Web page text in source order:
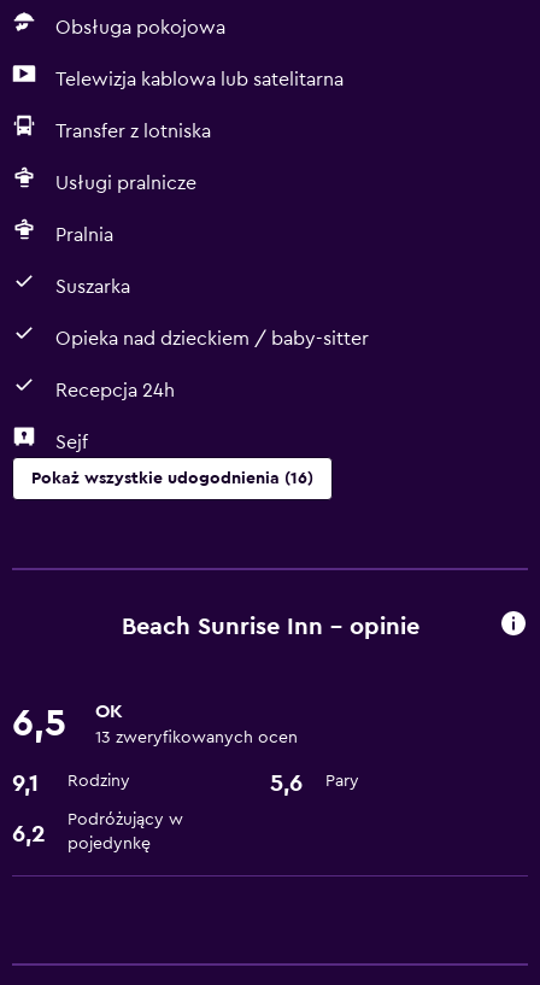
Obsługa pokojowa
Telewizja kablowa lub satelitarna
Transfer z lotniska
Usługi pralnicze
Pralnia
Suszarka
Opieka nad dzieckiem / baby-sitter
Recepcja 24h
Sejf
Pokaż wszystkie udogodnienia (16)
Dostępne pokoje dla niepalących
Pralnia
Restauracje
Usługi i udogodnienia
Beach Sunrise Inn – opinie
6,5 OK
13 zweryfikowanych ocen
9,1 Rodziny 5,6 Pary
6,2
Podróżujący w
pojedynkę